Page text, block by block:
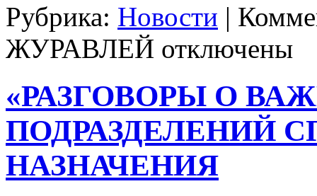
Рубрика: Новости |
ЖУРАВЛЕЙ отключены
«РАЗГОВОРЫ О
ПОДРАЗДЕЛЕНИЙ
НАЗНАЧЕНИЯ